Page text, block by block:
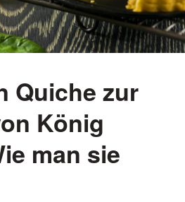
Quiche zur
König
man sie